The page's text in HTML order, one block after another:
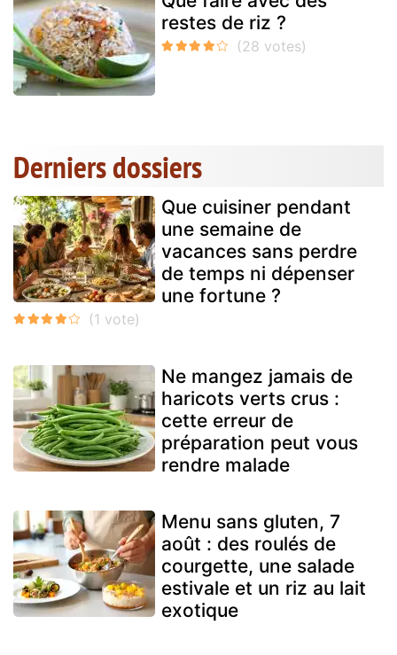
restes de riz ?
Derniers dossiers
Que cuisiner pendant
une semaine de
vacances sans perdre
de temps ni dépenser
une fortune ?
Ne mangez jamais de
haricots verts crus :
cette erreur de
préparation peut vous
rendre malade
Menu sans gluten, 7
août : des roulés de
courgette, une salade
estivale et un riz au lait
exotique